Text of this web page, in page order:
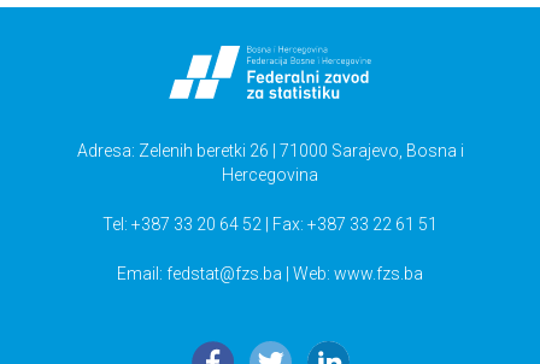
Adresa: Zelenih beretki 26 | 71000 Sarajevo, Bosna i
Hercegovina
Tel: +387 33 20 64 52 | Fax: +387 33 22 61 51
Email: fedstat@fzs.ba | Web: www.fzs.ba